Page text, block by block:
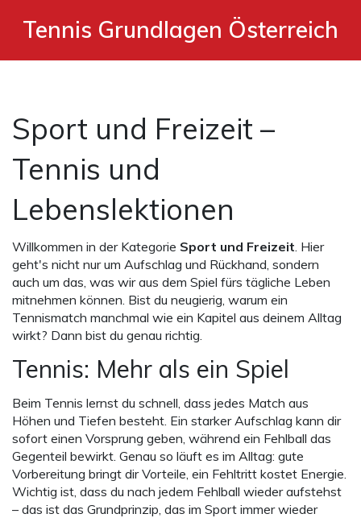
Tennis Grundlagen Österreich
Sport und Freizeit –
Tennis und
Lebenslektionen
Willkommen in der Kategorie Sport und Freizeit. Hier
geht's nicht nur um Aufschlag und Rückhand, sondern
auch um das, was wir aus dem Spiel fürs tägliche Leben
mitnehmen können. Bist du neugierig, warum ein
Tennismatch manchmal wie ein Kapitel aus deinem Alltag
wirkt? Dann bist du genau richtig.
Tennis: Mehr als ein Spiel
Beim Tennis lernst du schnell, dass jedes Match aus
Höhen und Tiefen besteht. Ein starker Aufschlag kann dir
sofort einen Vorsprung geben, während ein Fehlball das
Gegenteil bewirkt. Genau so läuft es im Alltag: gute
Vorbereitung bringt dir Vorteile, ein Fehltritt kostet Energie.
Wichtig ist, dass du nach jedem Fehlball wieder aufstehst
– das ist das Grundprinzip, das im Sport immer wieder